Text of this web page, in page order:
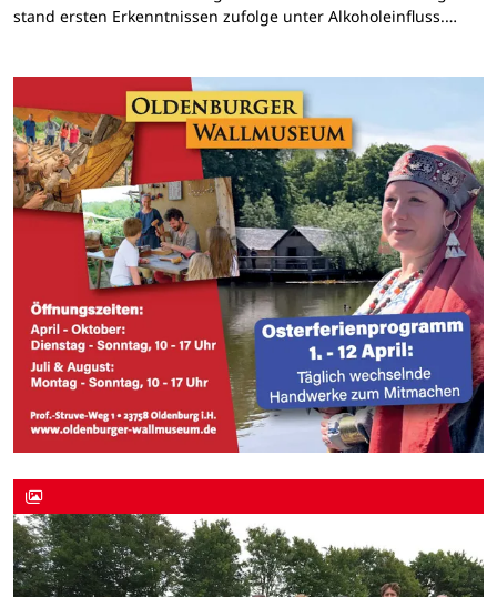
stand ersten Erkenntnissen zufolge unter Alkoholeinfluss.…